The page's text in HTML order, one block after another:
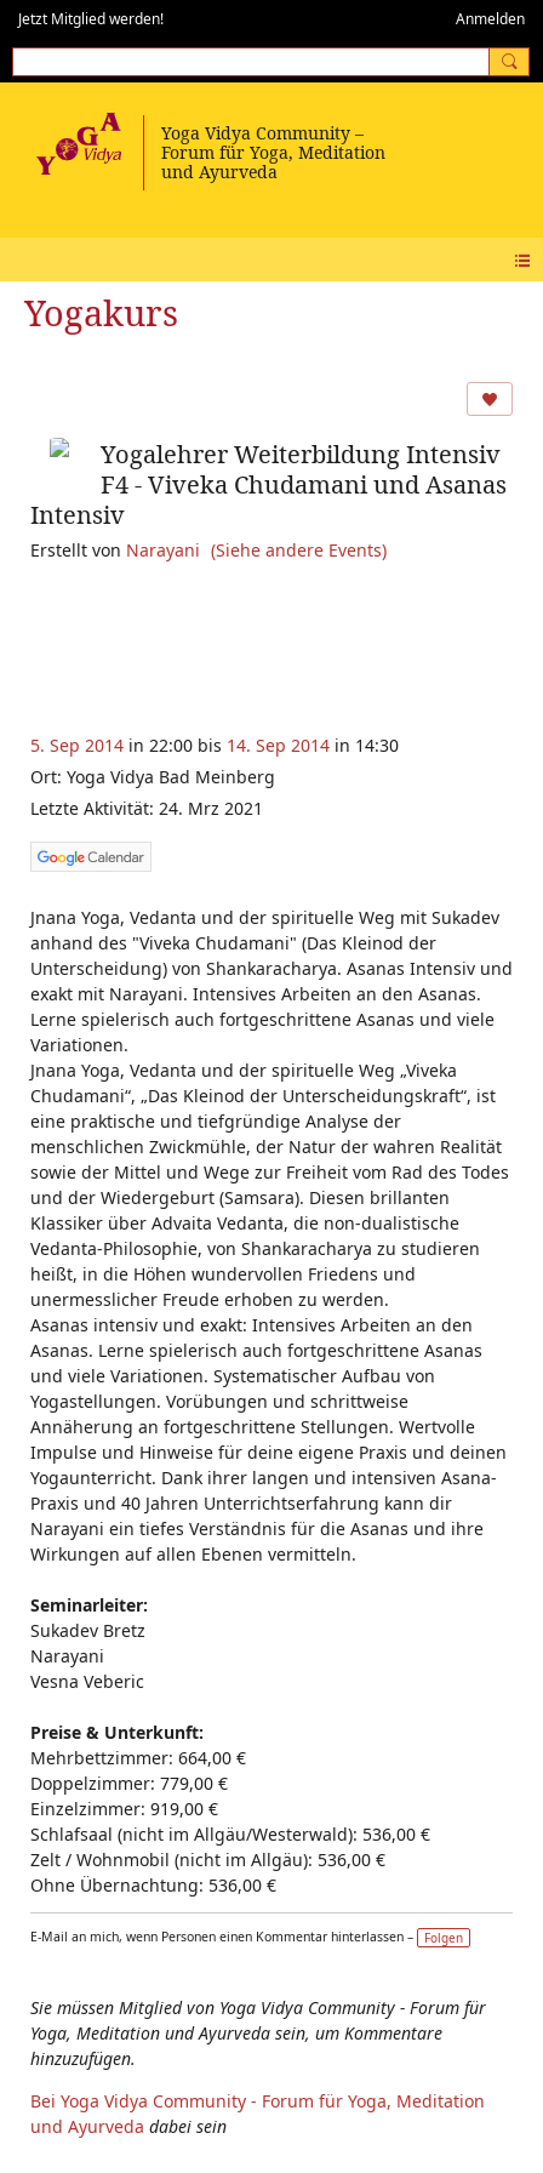
Jetzt Mitglied werden! Anmelden
Yogakurs
Yogalehrer Weiterbildung Intensiv
F4 - Viveka Chudamani und Asanas
Intensiv
Erstellt von Narayani (Siehe andere Events)
5. Sep 2014 in 22:00 bis 14. Sep 2014 in 14:30
Ort: Yoga Vidya Bad Meinberg
Letzte Aktivität: 24. Mrz 2021
Jnana Yoga, Vedanta und der spirituelle Weg mit Sukadev
anhand des "Viveka Chudamani" (Das Kleinod der
Unterscheidung) von Shankaracharya. Asanas Intensiv und
exakt mit Narayani. Intensives Arbeiten an den Asanas.
Lerne spielerisch auch fortgeschrittene Asanas und viele
Variationen.
Jnana Yoga, Vedanta und der spirituelle Weg „Viveka
Chudamani“, „Das Kleinod der Unterscheidungskraft“, ist
eine praktische und tiefgründige Analyse der
menschlichen Zwickmühle, der Natur der wahren Realität
sowie der Mittel und Wege zur Freiheit vom Rad des Todes
und der Wiedergeburt (Samsara). Diesen brillanten
Klassiker über Advaita Vedanta, die non-dualistische
Vedanta-Philosophie, von Shankaracharya zu studieren
heißt, in die Höhen wundervollen Friedens und
unermesslicher Freude erhoben zu werden.
Asanas intensiv und exakt: Intensives Arbeiten an den
Asanas. Lerne spielerisch auch fortgeschrittene Asanas
und viele Variationen. Systematischer Aufbau von
Yogastellungen. Vorübungen und schrittweise
Annäherung an fortgeschrittene Stellungen. Wertvolle
Impulse und Hinweise für deine eigene Praxis und deinen
Yogaunterricht. Dank ihrer langen und intensiven Asana-
Praxis und 40 Jahren Unterrichtserfahrung kann dir
Narayani ein tiefes Verständnis für die Asanas und ihre
Wirkungen auf allen Ebenen vermitteln.
Seminarleiter:
Sukadev Bretz
Narayani
Vesna Veberic
Preise & Unterkunft:
Mehrbettzimmer: 664,00 €
Doppelzimmer: 779,00 €
Einzelzimmer: 919,00 €
Schlafsaal (nicht im Allgäu/Westerwald): 536,00 €
Zelt / Wohnmobil (nicht im Allgäu): 536,00 €
Ohne Übernachtung: 536,00 €
E-Mail an mich, wenn Personen einen Kommentar hinterlassen – Folgen
Sie müssen Mitglied von Yoga Vidya Community - Forum für
Yoga, Meditation und Ayurveda sein, um Kommentare
hinzuzufügen.
Bei Yoga Vidya Community - Forum für Yoga, Meditation
und Ayurveda dabei sein